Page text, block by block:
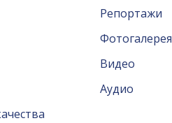
Репортажи
Фотогалерея
Видео
Аудио